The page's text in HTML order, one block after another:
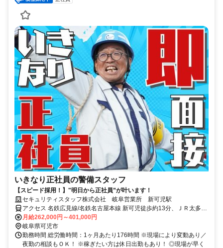
いきなり正社員の警備スタッフ
【スピード採用！】"明日から正社員”が叶います！
セキュリティスタッフ株式会社 岐阜営業所 新可児駅
アクセス 名鉄広見線/名鉄名古屋本線 新可児徒歩約13分、ＪＲ太多線
可児徒歩約13分 通勤可能な方→直行直帰可
月給262,000円～401,000円
岐阜県可児市
勤務時間 総労働時間：1ヶ月あたり176時間 ※現場により変動あり／
夜勤の相談もＯＫ！ ※稼ぎたい方は休日出勤もあり！ ◎現場が早く